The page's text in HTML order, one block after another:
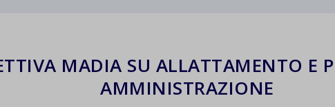
MADIA SU ALLATTAMENTO E
AMMINISTRAZIONE